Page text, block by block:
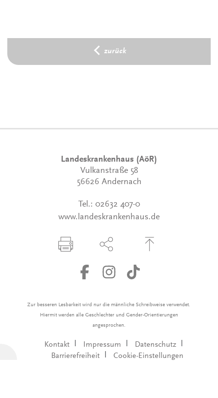
zurück
Landeskrankenhaus (AöR)
Vulkanstraße 58
56626 Andernach
Tel.: 02632 407-0
www.landeskrankenhaus.de
Zur besseren Lesbarkeit wird nur die männliche Schreibweise verwendet.
Hiermit werden alle Geschlechter und Gender-Orientierungen
angesprochen.
Kontakt Impressum
Datenschutz
Barrierefreiheit
Cookie-Einstellungen